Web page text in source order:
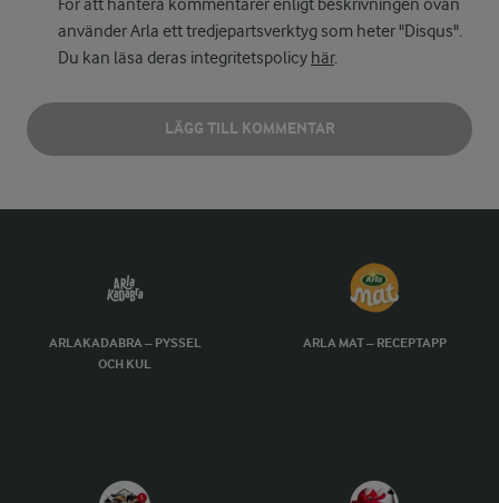
För att hantera kommentarer enligt beskrivningen ovan
använder Arla ett tredjepartsverktyg som heter "Disqus".
Du kan läsa deras integritetspolicy här.
LÄGG TILL KOMMENTAR
ARLAKADABRA – PYSSEL
OCH KUL
ARLA MAT – RECEPTAPP